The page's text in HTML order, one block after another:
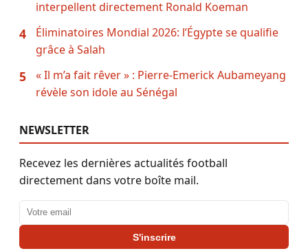
interpellent directement Ronald Koeman
4
Éliminatoires Mondial 2026: l’Égypte se qualifie
grâce à Salah
5
« Il m’a fait rêver » : Pierre-Emerick Aubameyang
révèle son idole au Sénégal
NEWSLETTER
Recevez les dernières actualités football
directement dans votre boîte mail.
Adresse email
S'inscrire